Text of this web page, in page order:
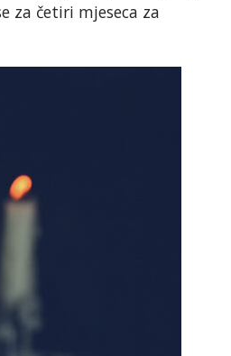
za četiri mjeseca za